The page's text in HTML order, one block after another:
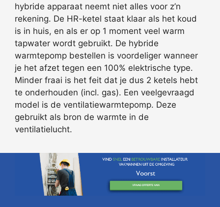
hybride apparaat neemt niet alles voor z’n
rekening. De HR-ketel staat klaar als het koud
is in huis, en als er op 1 moment veel warm
tapwater wordt gebruikt. De hybride
warmtepomp bestellen is voordeliger wanneer
je het afzet tegen een 100% elektrische type.
Minder fraai is het feit dat je dus 2 ketels hebt
te onderhouden (incl. gas). Een veelgevraagd
model is de ventilatiewarmtepomp. Deze
gebruikt als bron de warmte in de
ventilatielucht.